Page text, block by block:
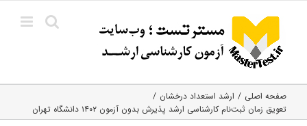
content
صفحه اصلی
ارشد استعداد درخشان
تعویق زمان ثبت‌نام کارشناسی ارشد پذیرش بدون آزمون ۱۴۰۲ دانشگاه تهران